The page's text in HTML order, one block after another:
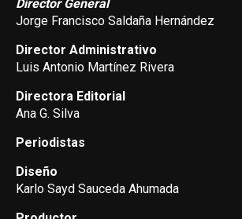
Director General
Jorge Francisco Saldaña Hernández
Director Administrativo
Luis Antonio Martínez Rivera
Directora Editorial
Ana G. Silva
Periodistas
Diseño
Karlo Sayd Sauceda Ahumada